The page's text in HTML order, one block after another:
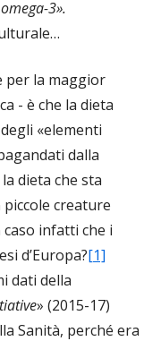
3».
per la maggior
- è che la dieta
«elementi
dalla
dieta che sta
creature
infatti che i
d’Europa?[1]
dati della
» (2015-17)
Sanità, perché era